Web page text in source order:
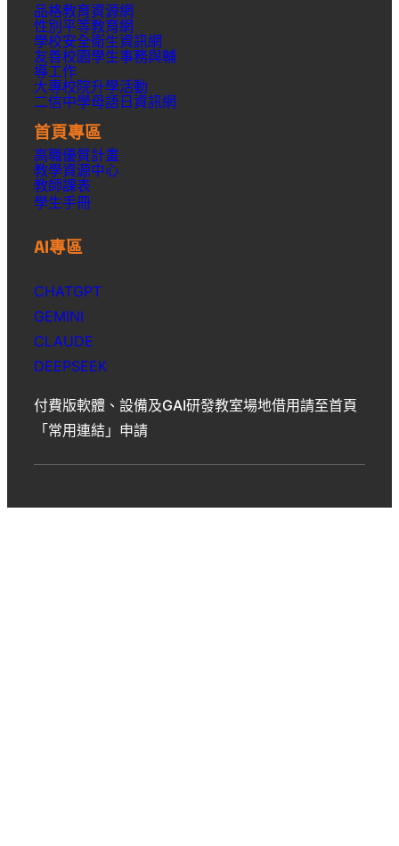
品格教育資源網
性別平等教育網
學校安全衛生資訊網
友善校園學生事務與輔
導工作
大專校院升學活動
二信中學母語日資訊網
首頁專區
高職優質計畫
教學資源中心
教師課表
學生手冊
AI專區
CHATGPT
GEMINI
CLAUDE
DEEPSEEK
付費版軟體、設備及GAI研發教室場地借用請至首頁
「常用連結」申請